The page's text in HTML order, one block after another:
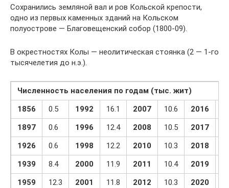
Сохранились земляной вал и ров Кольской крепости,
одно из первых каменных зданий на Кольском
полуострове — Благовещенский собор (1800-09).
В окрестностях Колы — неолитическая стоянка (2 — 1-го
тысячелетия до н.э.).
Численность населения по годам (тыс. жит)
1856
0.5 1992 16.1 2007 10.6 2016
1897
0.6 1996 12.4 2008 10.5 2017
1926
0.6 1998 12.2 2010 10.3 2018
1939
8.4 2000 11.9 2011 10.4 2019
1959
12.3 2001 11.8 2012 10.3 2020